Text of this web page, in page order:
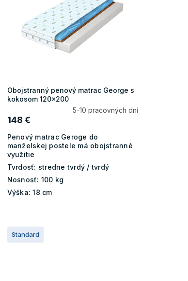
Obojstranný penový matrac George s
kokosom 120x200
5-10 pracovných dní
148 €
Penový matrac Geroge do
manželskej postele má obojstranné
využitie
Tvrdosť: stredne tvrdý / tvrdý
Nosnosť: 100 kg
Výška: 18 cm
Standard